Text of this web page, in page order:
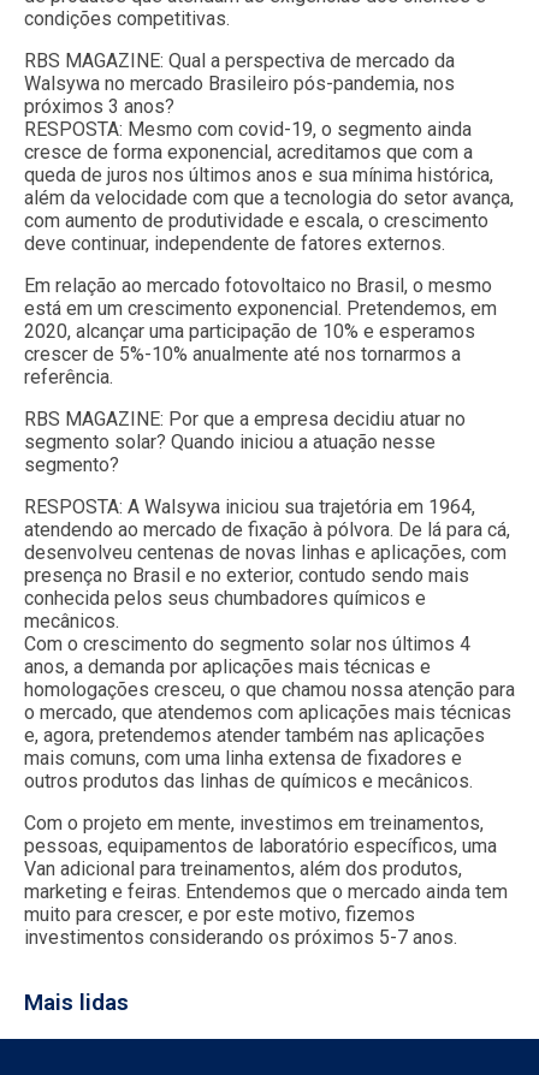
condições competitivas.
RBS MAGAZINE: Qual a perspectiva de mercado da
Walsywa no mercado Brasileiro pós-pandemia, nos
próximos 3 anos?
RESPOSTA: Mesmo com covid-19, o segmento ainda
cresce de forma exponencial, acreditamos que com a
queda de juros nos últimos anos e sua mínima histórica,
além da velocidade com que a tecnologia do setor avança,
com aumento de produtividade e escala, o crescimento
deve continuar, independente de fatores externos.
Em relação ao mercado fotovoltaico no Brasil, o mesmo
está em um crescimento exponencial. Pretendemos, em
2020, alcançar uma participação de 10% e esperamos
crescer de 5%-10% anualmente até nos tornarmos a
referência.
RBS MAGAZINE: Por que a empresa decidiu atuar no
segmento solar? Quando iniciou a atuação nesse
segmento?
RESPOSTA: A Walsywa iniciou sua trajetória em 1964,
atendendo ao mercado de fixação à pólvora. De lá para cá,
desenvolveu centenas de novas linhas e aplicações, com
presença no Brasil e no exterior, contudo sendo mais
conhecida pelos seus chumbadores químicos e
mecânicos.
Com o crescimento do segmento solar nos últimos 4
anos, a demanda por aplicações mais técnicas e
homologações cresceu, o que chamou nossa atenção para
o mercado, que atendemos com aplicações mais técnicas
e, agora, pretendemos atender também nas aplicações
mais comuns, com uma linha extensa de fixadores e
outros produtos das linhas de químicos e mecânicos.
Com o projeto em mente, investimos em treinamentos,
pessoas, equipamentos de laboratório específicos, uma
Van adicional para treinamentos, além dos produtos,
marketing e feiras. Entendemos que o mercado ainda tem
muito para crescer, e por este motivo, fizemos
investimentos considerando os próximos 5-7 anos.
Mais lidas